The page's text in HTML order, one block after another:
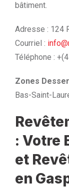
bâtiment.
Adresse : 124
Courriel :
Téléphone :
Zones
Bas-Saint-
: Votre
et
en